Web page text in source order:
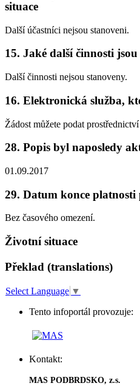
situace
Další účastníci nejsou stanoveni.
15. Jaké další činnosti
Další činnosti nejsou stanoveny.
16. Elektronická služba,
Žádost můžete podat
28. Popis byl naposledy
01.09.2017
29. Datum konce platnosti
Bez časového omezení.
Životní situace
Překlad (translations)
Select Language ▼
Tento infoportál provozuje:
Kontakt:
MAS PODBRDSKO, z.s.